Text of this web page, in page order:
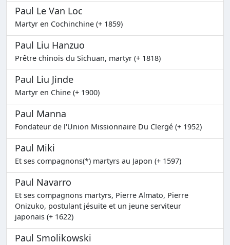
Paul Le Van Loc
Martyr en Cochinchine (+ 1859)
Paul Liu Hanzuo
Prêtre chinois du Sichuan, martyr (+ 1818)
Paul Liu Jinde
Martyr en Chine (+ 1900)
Paul Manna
Fondateur de l'Union Missionnaire Du Clergé (+ 1952)
Paul Miki
Et ses compagnons(*) martyrs au Japon (+ 1597)
Paul Navarro
Et ses compagnons martyrs, Pierre Almato, Pierre
Onizuko, postulant jésuite et un jeune serviteur
japonais (+ 1622)
Paul Smolikowski